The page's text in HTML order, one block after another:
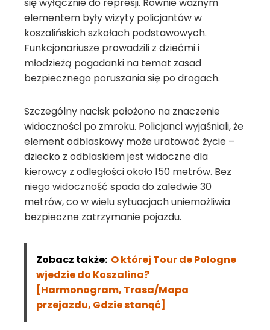
elementem były wizyty policjantów w
koszalińskich szkołach podstawowych.
Funkcjonariusze prowadzili z dziećmi i
młodzieżą pogadanki na temat zasad
bezpiecznego poruszania się po drogach.
Szczególny nacisk położono na znaczenie
widoczności po zmroku. Policjanci wyjaśniali, że
element odblaskowy może uratować życie –
dziecko z odblaskiem jest widoczne dla
kierowcy z odległości około 150 metrów. Bez
niego widoczność spada do zaledwie 30
metrów, co w wielu sytuacjach uniemożliwia
bezpieczne zatrzymanie pojazdu.
Zobacz także: O której Tour de Pologne
wjedzie do Koszalina?
[Harmonogram, Trasa/Mapa
przejazdu, Gdzie stanąć]